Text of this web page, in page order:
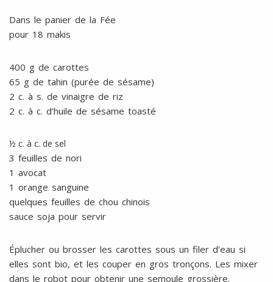
Dans le panier de la Fée
pour 18 makis
400 g de carottes
65 g de tahin (purée de sésame)
2 c. à s. de vinaigre de riz
2 c. à c. d’huile de sésame toasté
½ c. à c. de sel
3 feuilles de nori
1 avocat
1 orange sanguine
quelques feuilles de chou chinois
sauce soja pour servir
Éplucher ou brosser les carottes sous un filer d’eau si
elles sont bio, et les couper en gros tronçons. Les mixer
dans le robot pour obtenir une semoule grossière.